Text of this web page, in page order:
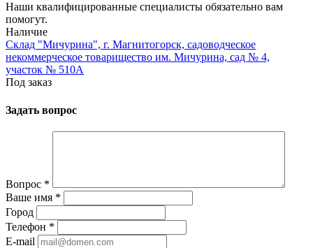
Наши квалифицированные специалисты обязательно вам
помогут.
Наличие
Склад "Мичурина", г. Магнитогорск, садоводческое
некоммерческое товарищество им. Мичурина, сад № 4,
участок № 510А
Под заказ
Задать вопрос
Вопрос *
Ваше имя *
Город
Телефон *
E-mail